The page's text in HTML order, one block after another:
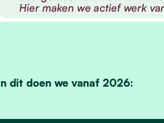
dit doen we vanaf 2026: